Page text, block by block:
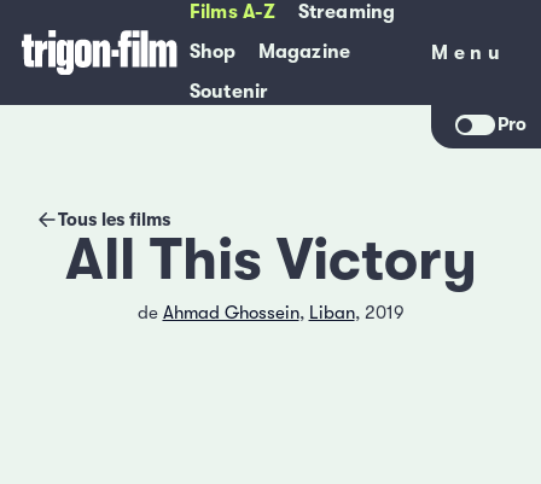
Films A-Z
Streaming
Shop
Magazine
Soutenir
Menu
Menu
Pro
Tous les films
All This Victory
de Ahmad Ghossein, Liban, 2019